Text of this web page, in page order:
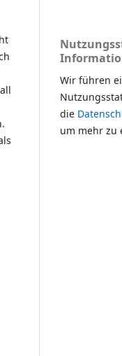
Wir führen
die
um mehr zu